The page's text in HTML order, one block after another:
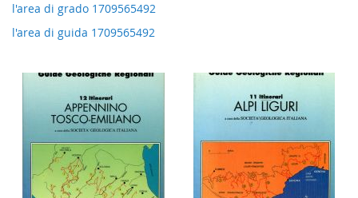
l'area di grado 1709565492
l'area di guida 1709565492